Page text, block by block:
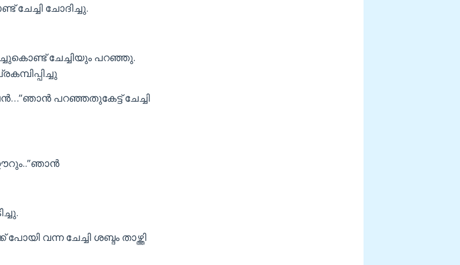
ചേച്ചി ചോദിച്ചു.
ചേച്ചിയും പറഞ്ഞു.
പറഞ്ഞതുകേട്ട് ചേച്ചി
വന്ന ചേച്ചി ശബ്ദം താഴ്ത്തി